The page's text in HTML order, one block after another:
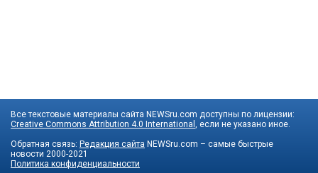
Все текстовые материалы сайта NEWSru.com доступны по лицензии:
Creative Commons Attribution 4.0 International , если не указано иное.
Обратная связь: Редакция сайта NEWSru.com – самые быстрые
новости 2000-2021
Политика конфиденциальности